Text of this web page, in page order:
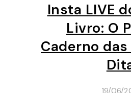
Insta LIVE
Livro: O
Caderno
19/06/